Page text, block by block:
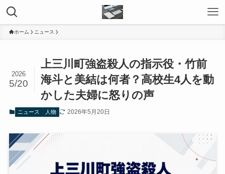
ホーム ニュース
上三川町強盗殺人の指示役・竹前
海斗と美結は何者？高校生4人を動
かした夫婦に怒りの声
2026
5/20
ニュース 人物 2026年5月20日